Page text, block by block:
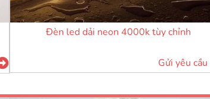
Đèn led dải neon 4000k tùy chỉnh
Gửi yêu cầu